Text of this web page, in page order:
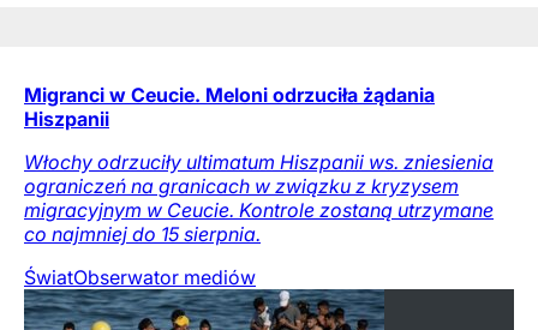
Migranci w Ceucie. Meloni odrzuciła żądania
Hiszpanii
Włochy odrzuciły ultimatum Hiszpanii ws. zniesienia
ograniczeń na granicach w związku z kryzysem
migracyjnym w Ceucie. Kontrole zostaną utrzymane
co najmniej do 15 sierpnia.
ŚwiatObserwator mediów